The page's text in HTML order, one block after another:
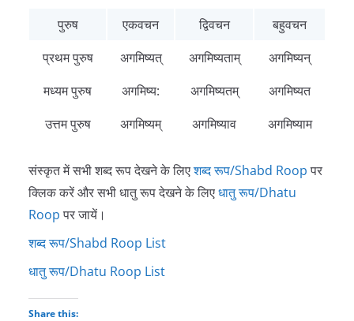
पुरुष
एकवचन द्विवचन
बहुवचन
प्रथम पुरुष
अगमिष्यत् अगमिष्यताम्
अगमिष्यन्
मध्यम पुरुष
अगमिष्य: अगमिष्यतम्
अगमिष्यत
उत्तम पुरुष
अगमिष्यम् अगमिष्याव अगमिष्याम
संस्कृत में सभी शब्द रूप देखने के लिएशब्द रूप/Shabd Roopपर
क्लिक करें और सभी धातु रूप देखने के लिएधातु रूप/Dhatu
Roopपर जायें।
शब्द रूप/Shabd Roop List
धातु रूप/Dhatu Roop List
Share this: